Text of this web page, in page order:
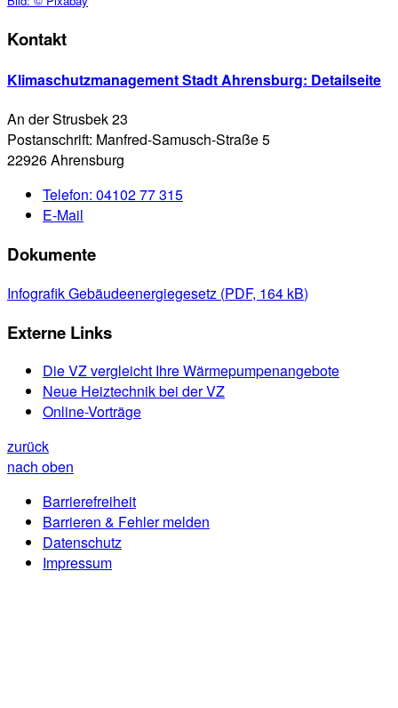
Kontakt
Klimaschutzmanagement Stadt Ahrensburg: Detailseite
An der Strusbek 23
Postanschrift: Manfred-Samusch-Straße 5
22926 Ahrensburg
Telefon: 04102 77 315
E-Mail
Dokumente
Infografik Gebäudeenergiegesetz (PDF, 164 kB)
Externe Links
Die VZ vergleicht Ihre Wärmepumpenangebote
Neue Heiztechnik bei der VZ
Online-Vorträge
zurück
nach oben
Barrierefreiheit
Barrieren & Fehler melden
Datenschutz
Impressum